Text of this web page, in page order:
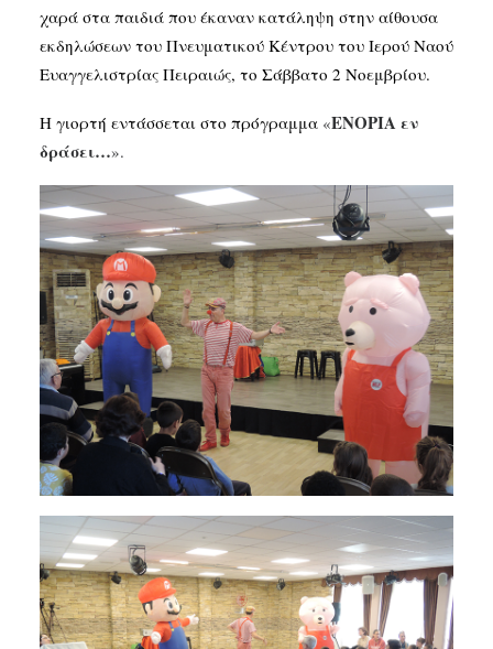
χαρά στα παιδιά που έκαναν κατάληψη στην αίθουσα
εκδηλώσεων του Πνευματικού Κέντρου του Ιερού Ναού
Ευαγγελιστρίας Πειραιώς, το Σάββατο 2 Νοεμβρίου.
Η γιορτή εντάσσεται στο πρόγραμμα «ΕΝΟΡΙΑ εν
δράσει…».